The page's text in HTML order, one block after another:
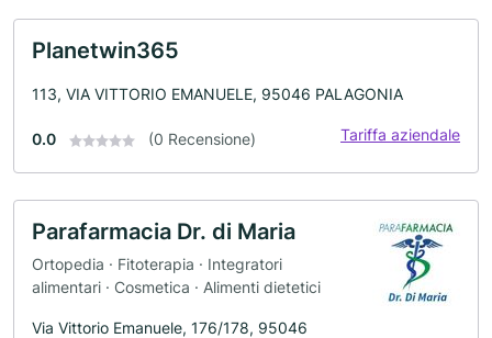
Planetwin365
113, VIA VITTORIO EMANUELE, 95046 PALAGONIA
0.0 (0 Recensione) Tariffa aziendale
Parafarmacia Dr. di Maria
Ortopedia · Fitoterapia · Integratori
alimentari · Cosmetica · Alimenti dietetici
Via Vittorio Emanuele, 176/178, 95046